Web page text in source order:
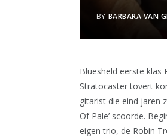
BY BARBARA VAN
Bluesheld eerste klas
Stratocaster tovert
gitarist die eind jaren
Of Pale’ scoorde.
eigen trio, de Robin